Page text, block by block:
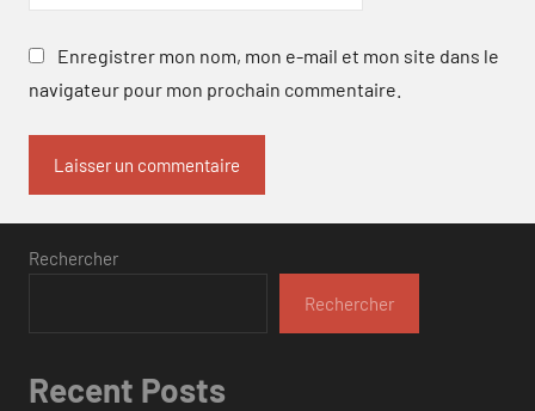
Enregistrer mon nom, mon e-mail et mon site dans le
navigateur pour mon prochain commentaire.
Rechercher
Rechercher
Recent Posts